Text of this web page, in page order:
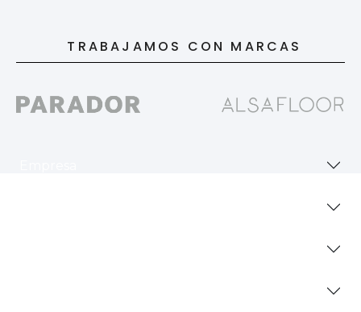
TRABAJAMOS CON MARCAS